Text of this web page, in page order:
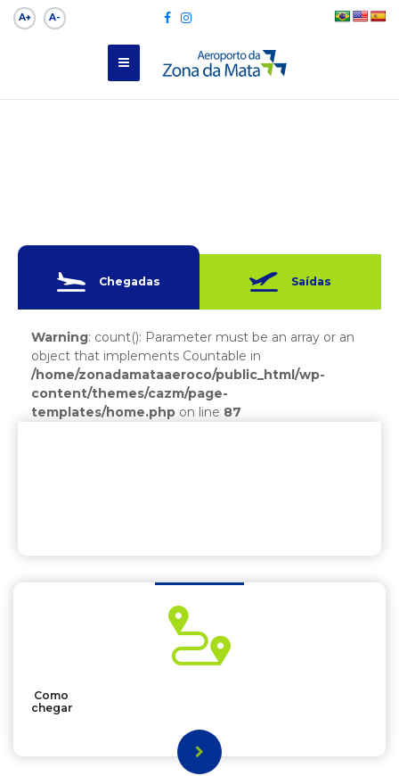
A+ A-
Chegadas Saídas
Warning: count(): Parameter must be an array or an
object that implements Countable in
/home/zonadamataaeroco/public_html/wp-
content/themes/cazm/page-
templates/home.php on line 87
Como
chegar